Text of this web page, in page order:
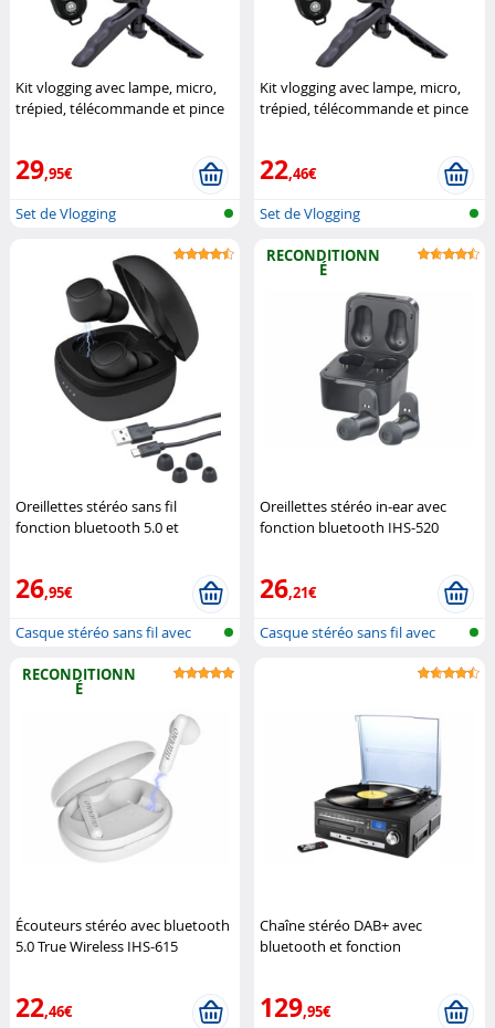
Kit vlogging avec lampe, micro,
trépied, télécommande et pince
29,95€
Set de Vlogging
Kit vlogging avec lampe, micro,
trépied, télécommande et pince
22,46€
Set de Vlogging
Oreillettes stéréo sans fil
fonction bluetooth 5.0 et
26,95€
Casque stéréo sans fil avec
RECONDITIONN
É
Oreillettes stéréo in-ear avec
fonction bluetooth IHS-520
26,21€
Casque stéréo sans fil avec
RECONDITIONN
É
Écouteurs stéréo avec bluetooth
5.0 True Wireless IHS-615
22,46€
Chaîne stéréo DAB+ avec
bluetooth et fonction
129,95€